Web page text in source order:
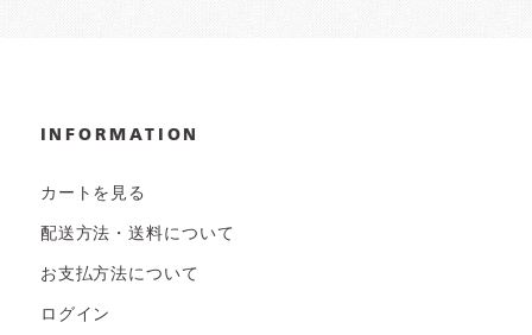
INFORMATION
カートを見る
配送方法・送料について
お支払方法について
ログイン